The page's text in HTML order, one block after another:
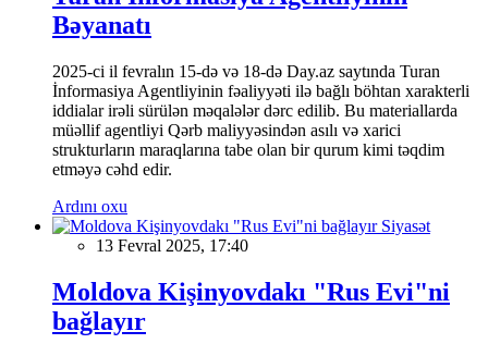
Bəyanatı
2025-ci il fevralın 15-də və 18-də Day.az saytında Turan
İnformasiya Agentliyinin fəaliyyəti ilə bağlı böhtan xarakterli
iddialar irəli sürülən məqalələr dərc edilib. Bu materiallarda
müəllif agentliyi Qərb maliyyəsindən asılı və xarici
strukturların maraqlarına tabe olan bir qurum kimi təqdim
etməyə cəhd edir.
Ardını oxu
Siyasət
13 Fevral 2025, 17:40
Moldova Kişinyovdakı "Rus Evi"ni
bağlayır